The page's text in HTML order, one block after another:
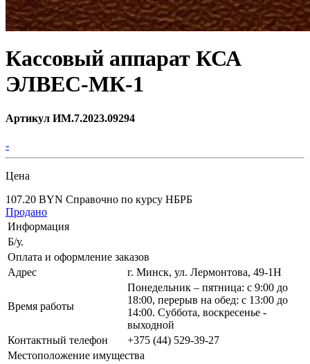
Кассовый аппарат КСА
ЭЛВЕС-МК-1
Артикул ИМ.7.2023.09294
-
Цена
107.20 BYN Справочно по курсу НБРБ
Продано
Информация
Б/у.
Оплата и оформление заказов
Адрес
г. Минск, ул. Лермонтова, 49-1Н
Время работы
Понедельник – пятница: с 9:00 до
18:00, перерыв на обед: с 13:00 до
14:00. Суббота, воскресенье -
выходной
Контактный телефон
+375 (44) 529-39-27
Местоположение имущества